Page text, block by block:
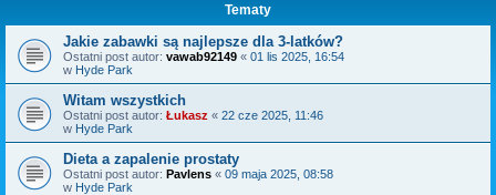
Tematy
Jakie zabawki są najlepsze dla 3-latków?
Ostatni post autor: vawab92149 « 01 lis 2025, 16:54
w Hyde Park
Witam wszystkich
Ostatni post autor: Łukasz « 22 cze 2025, 11:46
w Hyde Park
Dieta a zapalenie prostaty
Ostatni post autor: Pavlens « 09 maja 2025, 08:58
w Hyde Park